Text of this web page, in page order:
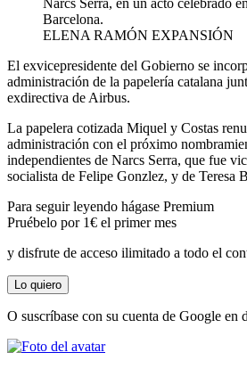
Barcelona.
ELENA RAMÓN EXPANSIÓN
El exvicepresidente del Gobierno se
administración de la papelería catalana
exdirectiva de Airbus.
La papelera cotizada Miquel y Costas
administración con el próximo
independientes de Narcs Serra, que fue
socialista de Felipe Gonzlez, y de Teresa
Para seguir leyendo hágase Premium
Pruébelo por 1€ el primer mes
y disfrute de acceso ilimitado a todo el
Lo quiero
O suscríbase con su cuenta de Google en